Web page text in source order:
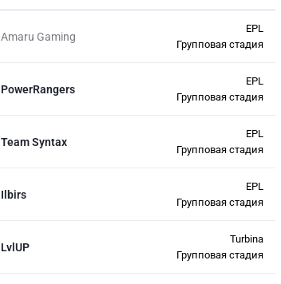
Amaru Gaming
EPL
Групповая стадия
PowerRangers
EPL
Групповая стадия
Team Syntax
EPL
Групповая стадия
Ilbirs
EPL
Групповая стадия
LvlUP
Turbina
Групповая стадия